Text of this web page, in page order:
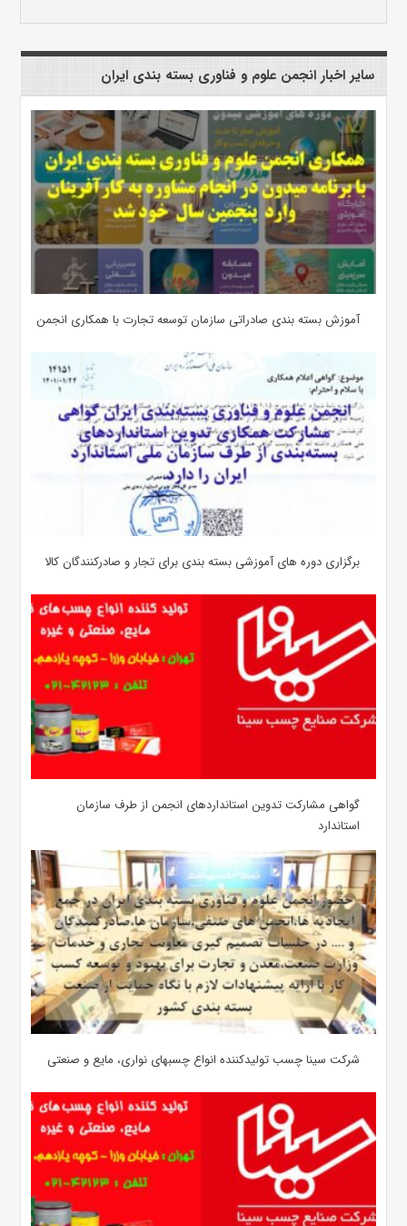
سایر اخبار انجمن علوم و فناوری بسته بندی ایران
آموزش بسته بندی صادراتی سازمان توسعه تجارت با همکاری انجمن
برگزاری دوره های آموزشی بسته بندی برای تجار و صادرکنندگان کالا
گواهی مشارکت تدوین استانداردهای انجمن از طرف سازمان
استاندارد
شرکت سینا چسب تولیدکننده انواع چسبهای نواری، مایع و صنعتی